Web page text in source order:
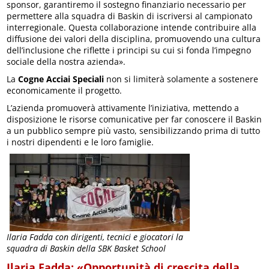
sponsor, garantiremo il sostegno finanziario necessario per
permettere alla squadra di Baskin di iscriversi al campionato
interregionale. Questa collaborazione intende contribuire alla
diffusione dei valori della disciplina, promuovendo una cultura
dell’inclusione che riflette i principi su cui si fonda l’impegno
sociale della nostra azienda».
LaCogne Acciai Speciali non si limiterà solamente a sostenere
economicamente il progetto.
L’azienda promuoverà attivamente l’iniziativa, mettendo a
disposizione le risorse comunicative per far conoscere il Baskin
a un pubblico sempre più vasto, sensibilizzando prima di tutto
i nostri dipendenti e le loro famiglie.
Ilaria Fadda con dirigenti, tecnici e giocatori la
squadra di Baskin della SBK Basket School